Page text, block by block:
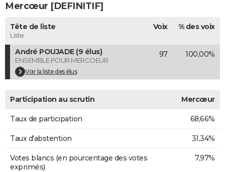
Carte de Noël
Carte Bonne année
Carte Saint-Valentin
Carte Pâques
Carte d'anniversaire
DICTIONNAIRE
Dictionnaire
Biographies
Citations
Expressions
Proverbes
PROGRAMME TV
COPAINS D'AVANT
S'inscrire
Se connecter
Lycées
Collèges
Primaires
Universités
Entreprises
Service militaire
Avis de recherche
AVIS DE DÉCÈS
FORUM
Mercœur [DEFINITIF]
Tête de liste
Liste
Voix % des voix
André POUJADE (9 élus)
ENSEMBLE POUR MERCOEUR
Voir la liste des élus
97 100,00%
Participation au scrutin Mercœur
Taux de participation 68,66%
Taux d'abstention 31,34%
Votes blancs (en pourcentage des votes
exprimés)
7,97%